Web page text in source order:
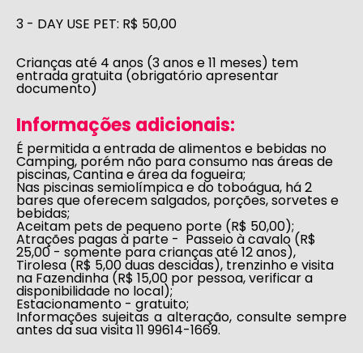
3 - DAY USE PET: R$ 50,00
Crianças até 4 anos (3 anos e 11 meses) tem
entrada gratuita (obrigatório apresentar
documento)
Informações adicionais:
É permitida a entrada de alimentos e bebidas no
Camping, porém não para consumo nas áreas de
piscinas, Cantina e área da fogueira;
Nas piscinas semiolímpica e do toboágua, há 2
bares que oferecem salgados, porções, sorvetes e
bebidas;
Aceitam pets de pequeno porte (R$ 50,00);
Atrações pagas à parte - Passeio à cavalo (R$
25,00 - somente para crianças até 12 anos),
Tirolesa (R$ 5,00 duas descidas), trenzinho e visita
na Fazendinha (R$ 15,00 por pessoa, verificar a
disponibilidade no local);
Estacionamento - gratuito;
Informações sujeitas a alteração, consulte sempre
antes da sua visita 11 99614-1669.